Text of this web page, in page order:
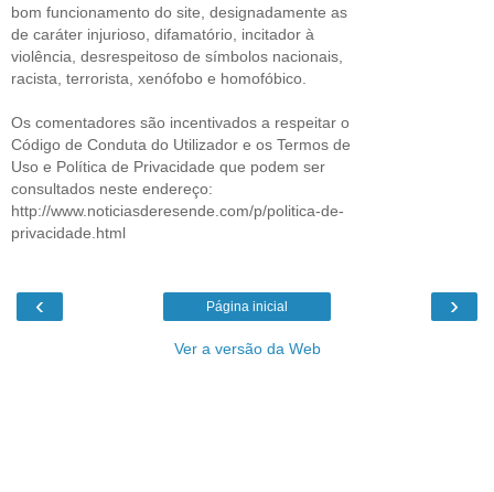
bom funcionamento do site, designadamente as
de caráter injurioso, difamatório, incitador à
violência, desrespeitoso de símbolos nacionais,
racista, terrorista, xenófobo e homofóbico.
Os comentadores são incentivados a respeitar o
Código de Conduta do Utilizador e os Termos de
Uso e Política de Privacidade que podem ser
consultados neste endereço:
http://www.noticiasderesende.com/p/politica-de-
privacidade.html
‹ ›
Página inicial
Ver a versão da Web